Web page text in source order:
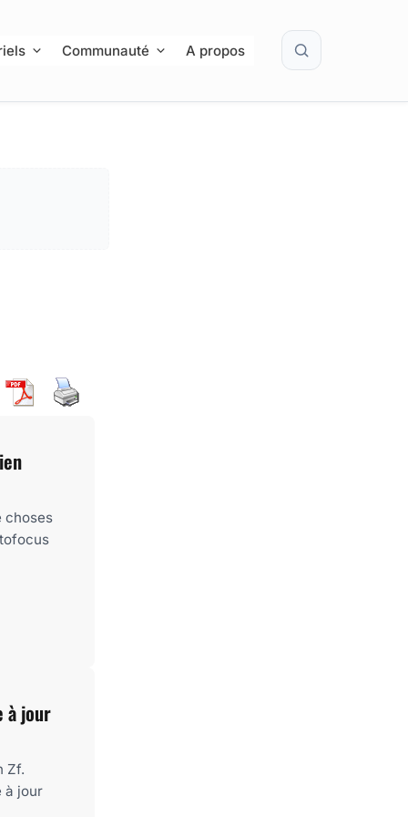
Communauté A propos Rechercher
choses
à jour
Zf.
à jour